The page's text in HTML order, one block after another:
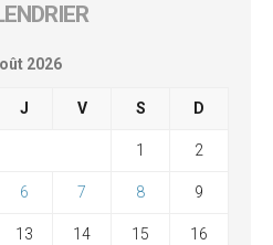
2026
J V S D
1 2
6 7 8 9
13 14 15 16